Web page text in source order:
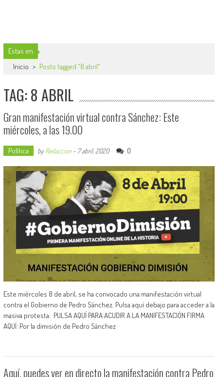
Estas en
Inicio > Posts tagged "8 abril"
TAG: 8 ABRIL
Gran manifestación virtual contra Sánchez: Este
miércoles, a las 19.00
Política byRedaccion- 7 abril, 2020 0
Este miércoles 8 de abril, se ha convocado una manifestación virtual
contra el Gobierno de Pedro Sánchez. Pulsa aquí debajo para acceder a la
masiva protesta: PULSA AQUÍ PARA ACUDIR A LA MANIFESTACIÓN FIRMA
AQUÍ: Por la dimisión de Pedro Sánchez
Aquí, puedes ver en directo la manifestación contra Pedro